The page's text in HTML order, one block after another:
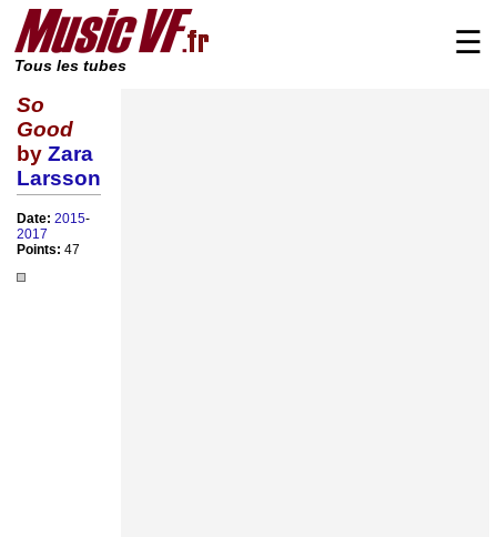
Tous les tubes
☰
So
Good
by Zara
Larsson
Date: 2015-
2017
Points: 47